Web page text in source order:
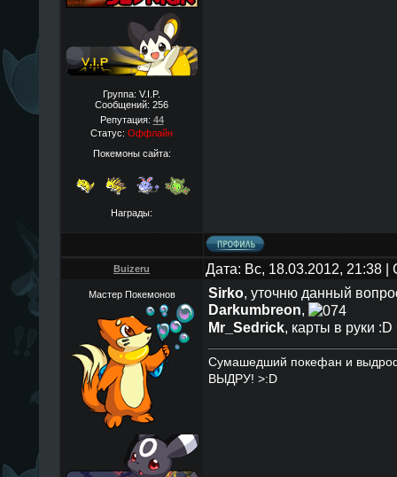
Группа: V.I.P.
Сообщений: 256
Репутация: 44
Статус: Оффлайн
Покемоны сайта:
Награды:
Buizeru Дата: Вс, 18.03.2012, 21:38
Мастер Покемонов Sirko, уточню данный
Darkumbreon,
Mr_Sedrick, карты в руки :D
Сумашедший покефан и
ВЫДРУ! >:D